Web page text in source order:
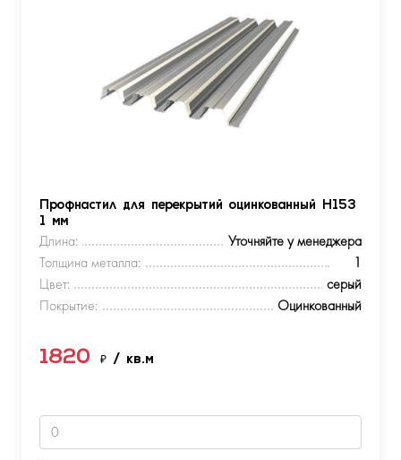
Профнастил для перекрытий оцинкованный Н153
1 мм
Длина:
Уточняйте у менеджера
Толщина металла:
1
Цвет:
серый
Покрытие:
Оцинкованный
1820 ₽ / кв.м